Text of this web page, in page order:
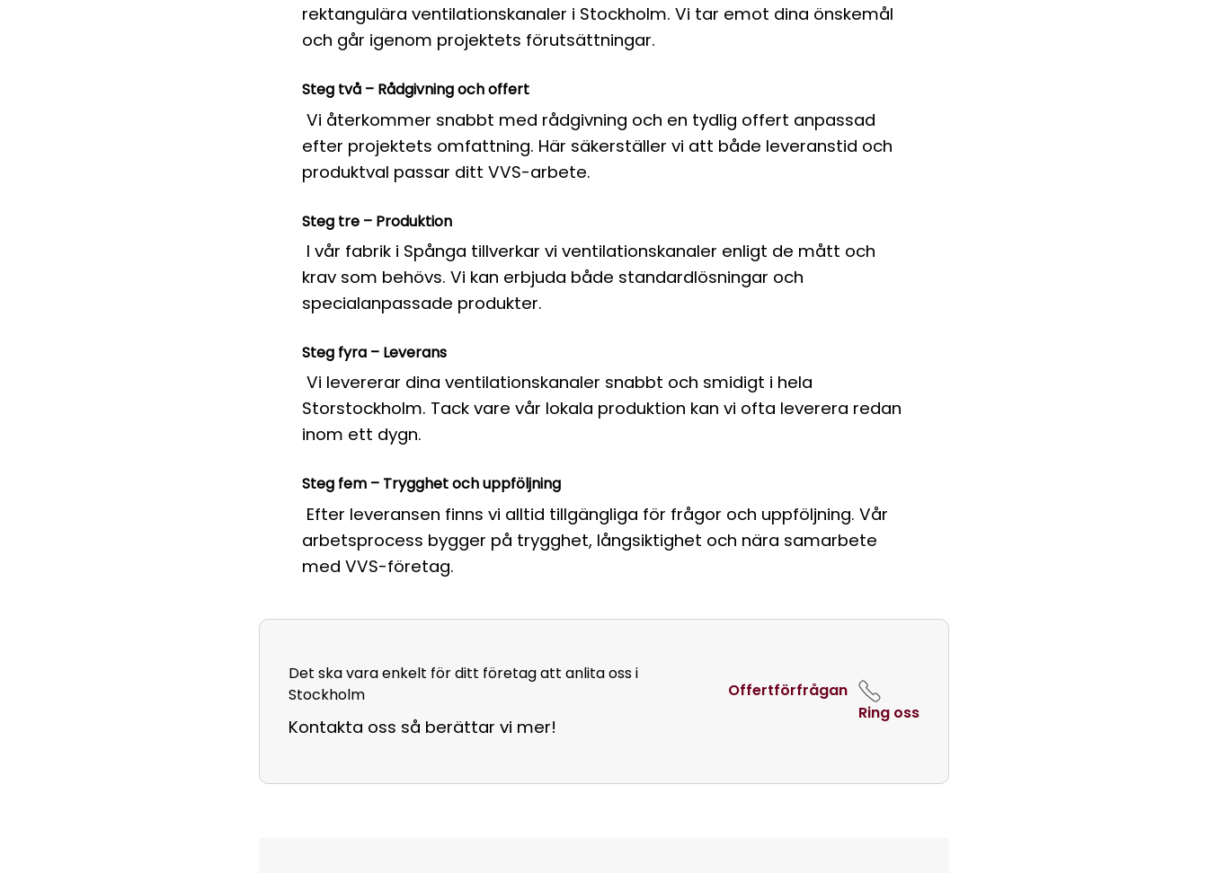
rektangulära ventilationskanaler i Stockholm. Vi tar emot dina önskemål
och går igenom projektets förutsättningar.
Steg två – Rådgivning och offert
Vi återkommer snabbt med rådgivning och en tydlig offert anpassad
efter projektets omfattning. Här säkerställer vi att både leveranstid och
produktval passar ditt VVS-arbete.
Steg tre – Produktion
I vår fabrik i Spånga tillverkar vi ventilationskanaler enligt de mått och
krav som behövs. Vi kan erbjuda både standardlösningar och
specialanpassade produkter.
Steg fyra – Leverans
Vi levererar dina ventilationskanaler snabbt och smidigt i hela
Storstockholm. Tack vare vår lokala produktion kan vi ofta leverera redan
inom ett dygn.
Steg fem – Trygghet och uppföljning
Efter leveransen finns vi alltid tillgängliga för frågor och uppföljning. Vår
arbetsprocess bygger på trygghet, långsiktighet och nära samarbete
med VVS-företag.
Det ska vara enkelt för ditt företag att anlita oss i
Stockholm
Kontakta oss så berättar vi mer!
Offertförfrågan
Ring oss